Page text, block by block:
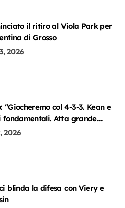
il ritiro al Viola Park per
di Grosso
2026
“Giocheremo col 4-3-3. Kean e
fondamentali. Atta grande
2026
blinda la difesa con Viery e